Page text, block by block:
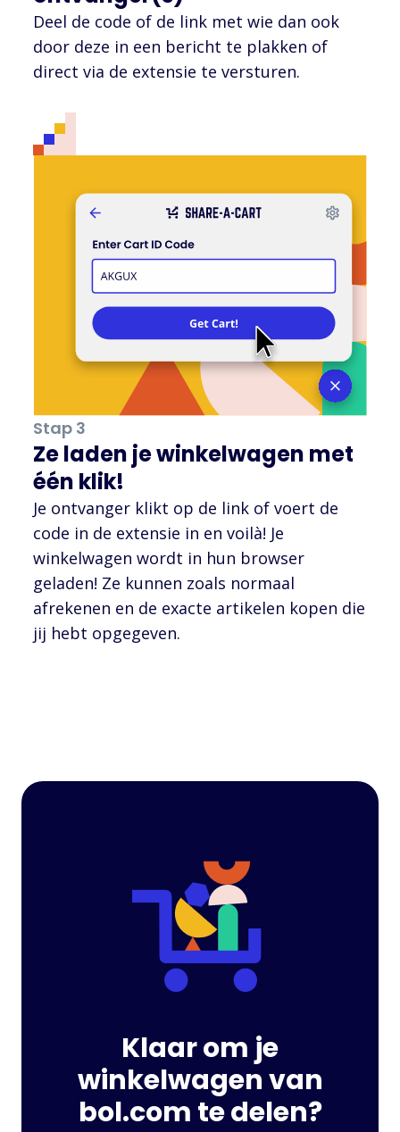
Deel de code of de link met wie dan ook
door deze in een bericht te plakken of
direct via de extensie te versturen.
Stap 3
Ze laden je winkelwagen met
één klik!
Je ontvanger klikt op de link of voert de
code in de extensie in en voilà! Je
winkelwagen wordt in hun browser
geladen! Ze kunnen zoals normaal
afrekenen en de exacte artikelen kopen die
jij hebt opgegeven.
Klaar om je
winkelwagen van
bol.com te delen?